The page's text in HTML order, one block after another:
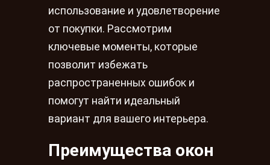
использование и удовлетворение
от покупки. Рассмотрим
ключевые моменты, которые
позволит избежать
распространенных ошибок и
помогут найти идеальный
вариант для вашего интерьера.
Преимущества окон